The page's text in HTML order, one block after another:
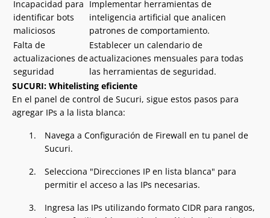
Incapacidad para
identificar bots
maliciosos
Implementar herramientas de
inteligencia artificial que analicen
patrones de comportamiento.
Falta de
actualizaciones de
seguridad
Establecer un calendario de
actualizaciones mensuales para todas
las herramientas de seguridad.
SUCURI: Whitelisting eficiente
En el panel de control de Sucuri, sigue estos pasos para
agregar IPs a la lista blanca:
Navega a Configuración de Firewall en tu panel de
Sucuri.
Selecciona "Direcciones IP en lista blanca" para
permitir el acceso a las IPs necesarias.
Ingresa las IPs utilizando formato CIDR para rangos,